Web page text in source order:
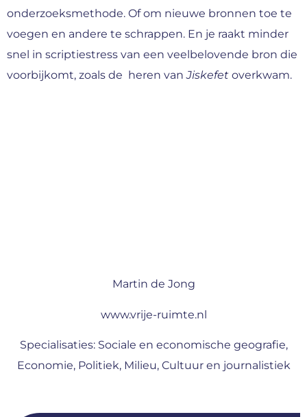
onderzoeksmethode. Of om nieuwe bronnen toe te
voegen en andere te schrappen. En je raakt minder
snel in scriptiestress van een veelbelovende bron die
voorbijkomt, zoals de heren vanJiskefet overkwam.
Martin de Jong
www.vrije-ruimte.nl
Specialisaties: Sociale en economische geografie,
Economie, Politiek, Milieu, Cultuur en journalistiek